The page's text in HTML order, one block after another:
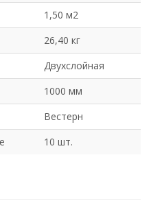
1,50 м2
26,40 кг
Двухслойная
1000 мм
Вестерн
10 шт.